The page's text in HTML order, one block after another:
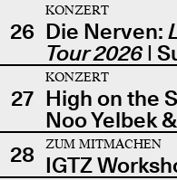
26
KONZERT
Die Nerven:
Tour 2026|
27
KONZERT
High on the
Noo Yelbek
28
ZUM MITMACHEN
IGTZ